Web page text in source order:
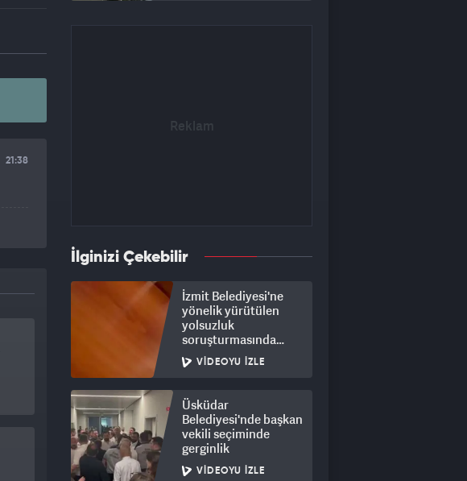
21:38
İlginizi Çekebilir
İzmit Belediyesi'ne
yönelik yürütülen
yolsuzluk
soruşturmasında
rüşvet görüntüleri
ortaya çıktı
VIDEOYU İZLE
Üsküdar
Belediyesi'nde başkan
vekili seçiminde
gerginlik
VIDEOYU İZLE